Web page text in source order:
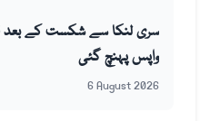
سری لنکا سے شکست کے بعد
واپس پہنچ گئی
6 August 2026